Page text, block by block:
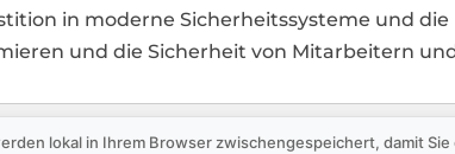
in moderne Sicherheitssysteme und
und die Sicherheit von Mitarbeitern
lokal in Ihrem Browser zwischengespeichert, damit